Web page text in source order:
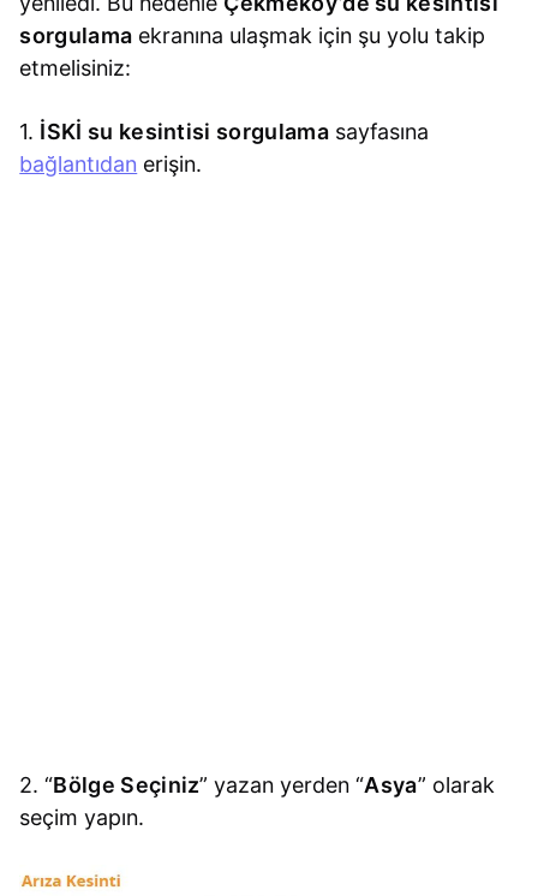
sorgulama ekranına ulaşmak için şu yolu takip
etmelisiniz:
1. İSKİ su kesintisi sorgulama sayfasına
bağlantıdan erişin.
2. “Bölge Seçiniz” yazan yerden “Asya” olarak
seçim yapın.